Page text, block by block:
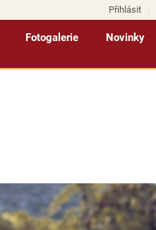
Přihlásit
Fotogalerie Novinky